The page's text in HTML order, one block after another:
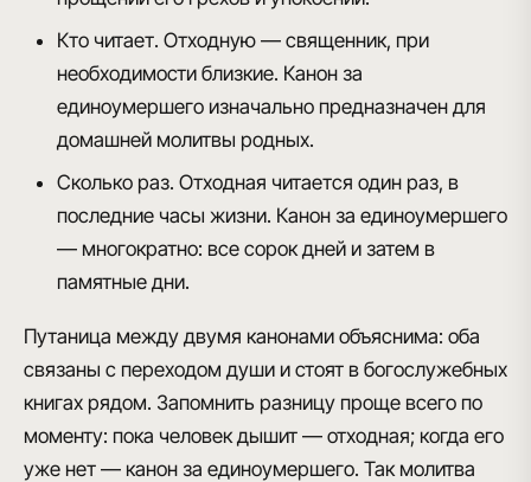
Кто читает. Отходную — священник, при
необходимости близкие. Канон за
единоумершего изначально предназначен для
домашней молитвы родных.
Сколько раз. Отходная читается один раз, в
последние часы жизни. Канон за единоумершего
— многократно: все сорок дней и затем в
памятные дни.
Путаница между двумя канонами объяснима: оба
связаны с переходом души и стоят в богослужебных
книгах рядом. Запомнить разницу проще всего по
моменту: пока человек дышит — отходная; когда его
уже нет — канон за единоумершего. Так молитва